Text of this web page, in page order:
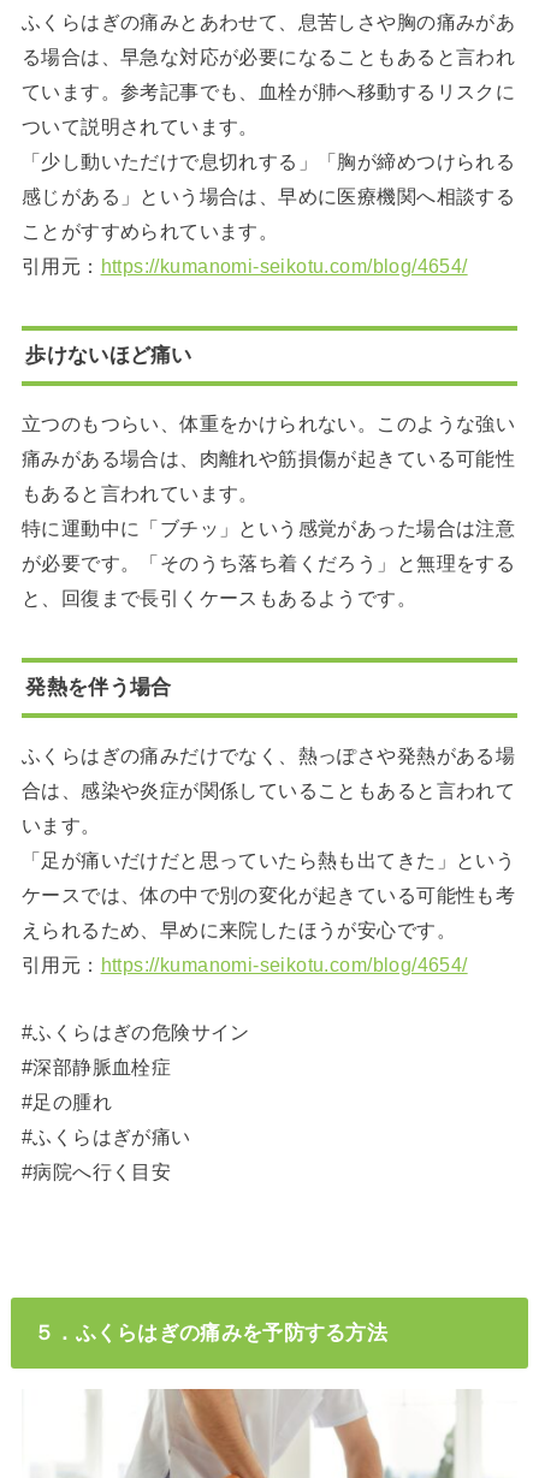
ふくらはぎの痛みとあわせて、息苦しさや胸の痛みがあ
る場合は、早急な対応が必要になることもあると言われ
ています。参考記事でも、血栓が肺へ移動するリスクに
ついて説明されています。
「少し動いただけで息切れする」「胸が締めつけられる
感じがある」という場合は、早めに医療機関へ相談する
ことがすすめられています。
引用元： https://kumanomi-seikotu.com/blog/4654/
歩けないほど痛い
立つのもつらい、体重をかけられない。このような強い
痛みがある場合は、肉離れや筋損傷が起きている可能性
もあると言われています。
特に運動中に「ブチッ」という感覚があった場合は注意
が必要です。「そのうち落ち着くだろう」と無理をする
と、回復まで長引くケースもあるようです。
発熱を伴う場合
ふくらはぎの痛みだけでなく、熱っぽさや発熱がある場
合は、感染や炎症が関係していることもあると言われて
います。
「足が痛いだけだと思っていたら熱も出てきた」という
ケースでは、体の中で別の変化が起きている可能性も考
えられるため、早めに来院したほうが安心です。
引用元： https://kumanomi-seikotu.com/blog/4654/
#ふくらはぎの危険サイン
#深部静脈血栓症
#足の腫れ
#ふくらはぎが痛い
#病院へ行く目安
５．ふくらはぎの痛みを予防する方法